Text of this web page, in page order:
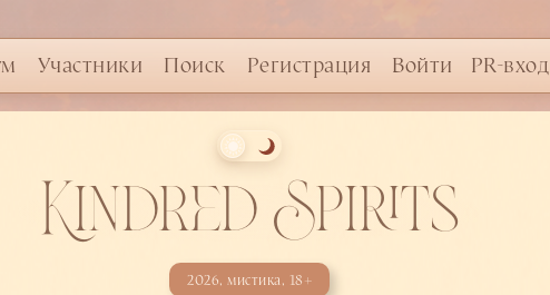
2026, мистика, 18+
Kindred Spirits
Участники Поиск Регистрация Войти PR-вход